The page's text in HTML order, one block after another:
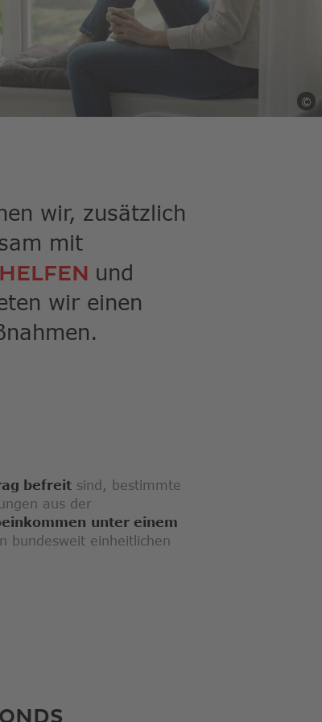
©
wir, zusätzlich
mit
und
wir einen
befreitsind, bestimmte
aus der
unter einem
bundesweit einheitlichen